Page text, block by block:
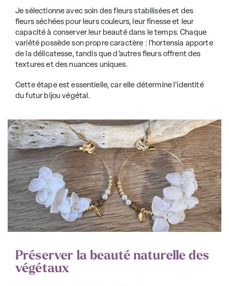
Je sélectionne avec soin desfleurs stabilisées et des
fleurs séchées pour leurs couleurs, leur finesse et leur
capacité à conserver leur beauté dans le temps. Chaque
variété possède son propre caractère : l’hortensia apporte
de la délicatesse, tandis que d’autres fleurs offrent des
textures et des nuances uniques.
Cette étape est essentielle, car elle détermine l’identité
du futur bijou végétal.
Préserver la beauté naturelle des
végétaux